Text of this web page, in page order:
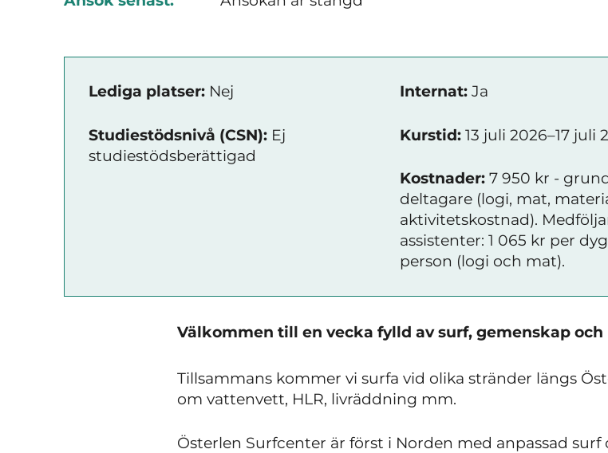
Lediga platser: Nej
Studiestödsnivå (CSN): Ej
studiestödsberättigad
Internat: Ja
Kurstid: 13 juli 2026–17 juli
Kostnader: 7 950 kr -
deltagare (logi, mat,
aktivitetskostnad).
assistenter: 1 065 kr per
person (logi och mat).
Välkommen till en vecka fylld av surf, gemenskap och
Tillsammans kommer vi surfa vid olika stränder längs
om vattenvett, HLR, livräddning mm.
Österlen Surfcenter är först i Norden med anpassad